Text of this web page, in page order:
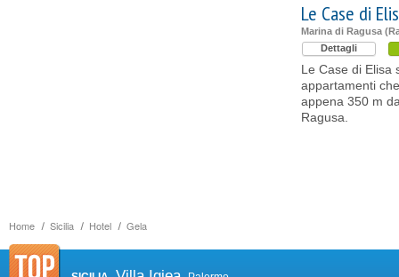
Home Sicilia Hotel Gela
Le Case di
Marina di Ragusa
Dettagli
Le Case di Elisa
appartamenti
appena 350 m
Ragusa.